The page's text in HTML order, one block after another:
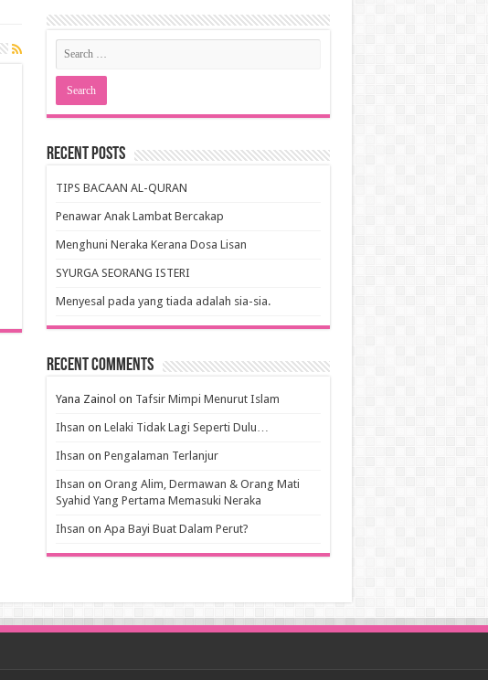
Recent Posts
TIPS BACAAN AL-QURAN
Penawar Anak Lambat Bercakap
Menghuni Neraka Kerana Dosa Lisan
SYURGA SEORANG ISTERI
Menyesal pada yang tiada adalah sia-sia.
Recent Comments
Yana Zainol on Tafsir Mimpi Menurut Islam
Ihsan on Lelaki Tidak Lagi Seperti Dulu…
Ihsan on Pengalaman Terlanjur
Ihsan on Orang Alim, Dermawan & Orang Mati
Syahid Yang Pertama Memasuki Neraka
Ihsan on Apa Bayi Buat Dalam Perut?